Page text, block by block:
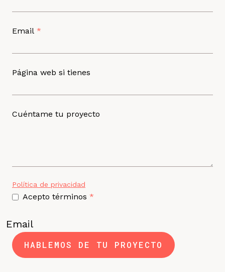
Email *
Página web si tienes
Cuéntame tu proyecto
Política de privacidad
Acepto términos *
Email
HABLEMOS DE TU PROYECTO